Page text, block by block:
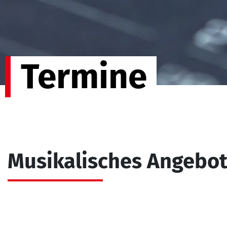
Termine
Musikalisches Angebot